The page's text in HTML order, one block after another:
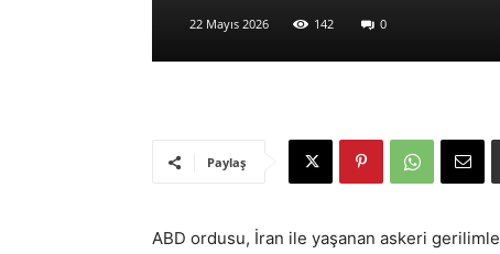
22 Mayıs 2026 142 0
Paylaş
ABD ordusu, İran ile yaşanan askeri